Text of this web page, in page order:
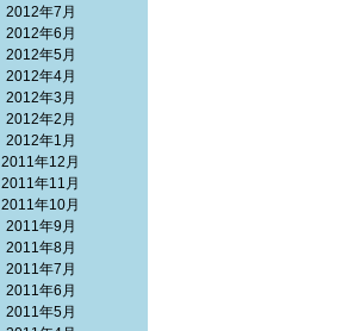
2012年7月
2012年6月
2012年5月
2012年4月
2012年3月
2012年2月
2012年1月
2011年12月
2011年11月
2011年10月
2011年9月
2011年8月
2011年7月
2011年6月
2011年5月